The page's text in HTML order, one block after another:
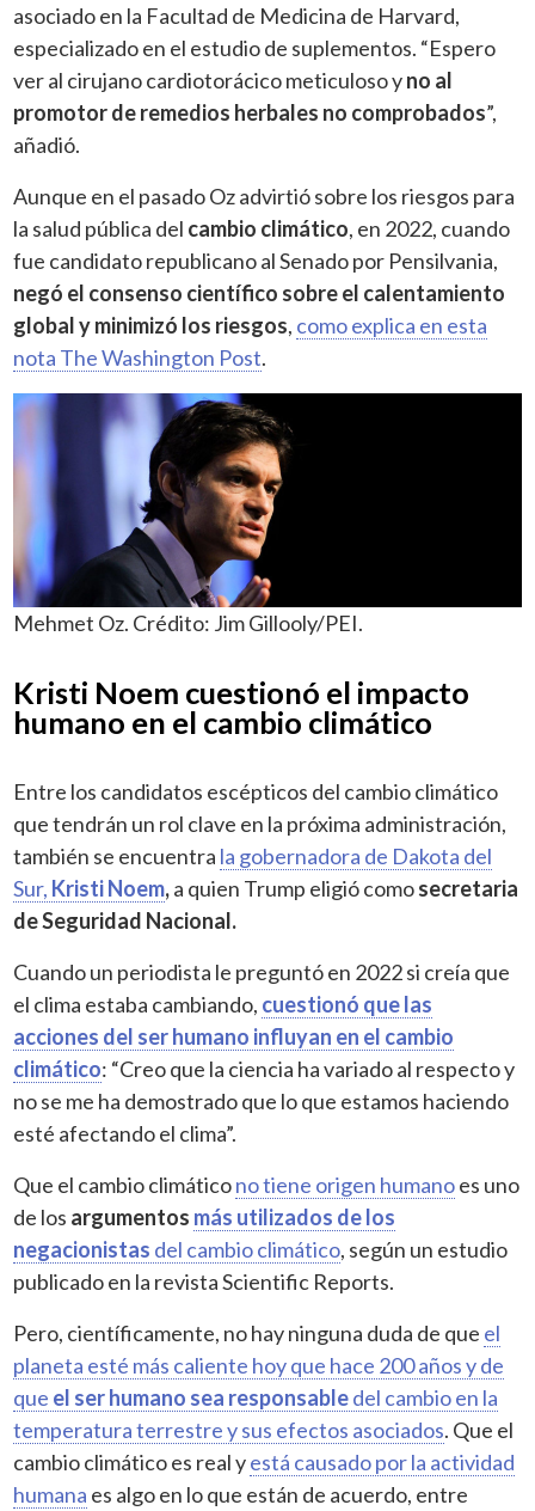
asociado en la Facultad de Medicina de Harvard,
especializado en el estudio de suplementos. “Espero
ver al cirujano cardiotorácico meticuloso yno al
promotor de remedios herbales no comprobados”,
añadió.
Aunque en el pasado Oz advirtió sobre los riesgos para
la salud pública del cambio climático, en 2022, cuando
fue candidato republicano al Senado por Pensilvania,
negó el consenso científico sobre el calentamiento
global y minimizó los riesgos, como explica en esta
nota The Washington Post.
Mehmet Oz. Crédito: Jim Gillooly/PEI.
Kristi Noem cuestionó el impacto
humano en el cambio climático
Entre los candidatos escépticos del cambio climático
que tendrán un rol clave en la próxima administración,
también se encuentra la gobernadora de Dakota del
Sur, Kristi Noem,a quien Trump eligió comosecretaria
de Seguridad Nacional.
Cuando un periodista le preguntó en 2022 si creía que
el clima estaba cambiando, cuestionó que las
acciones del ser humano influyan en el cambio
climático: “Creo que la ciencia ha variado al respecto y
no se me ha demostrado que lo que estamos haciendo
esté afectando el clima”.
Que el cambio climáticono tiene origen humanoes uno
de los argumentos más utilizados de los
negacionistas del cambio climático, según un estudio
publicado en la revista Scientific Reports.
Pero, científicamente, no hay ninguna duda de que el
planeta esté más caliente hoy que hace 200 años y de
que el ser humano sea responsabledel cambio en la
temperatura terrestre y sus efectos asociados. Que el
cambio climático es real yestá causado por la actividad
humana es algo en lo que están de acuerdo, entre